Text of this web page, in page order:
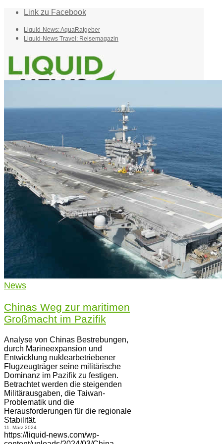
Link zu Facebook
Liquid-News: AquaRatgeber
Liquid-News Travel: Reisemagazin
Home
Suche
Menü Menü
News
Chinas Weg zur maritimen
Großmacht im Pazifik
Analyse von Chinas Bestrebungen,
durch Marineexpansion und
Entwicklung nuklearbetriebener
Flugzeugträger seine militärische
Dominanz im Pazifik zu festigen.
Betrachtet werden die steigenden
Militärausgaben, die Taiwan-
Problematik und die
Herausforderungen für die regionale
Stabilität.
11. März 2024
https://liquid-news.com/wp-